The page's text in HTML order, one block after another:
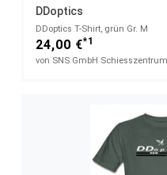
DDoptics
DDoptics T-Shirt, grün Gr. M
24,00 €*1
von SNS GmbH